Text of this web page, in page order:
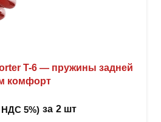
T-6 — пружины задней
комфорт
НДС 5%) за 2 шт